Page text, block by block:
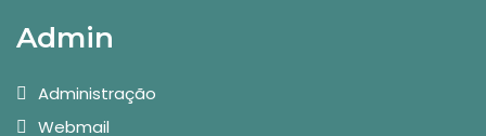
Admin
Administração
Webmail